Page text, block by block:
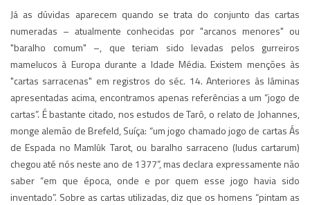
Já as dúvidas aparecem quando se trata do conjunto das cartas
numeradas – atualmente conhecidas por "arcanos menores" ou
"baralho comum" –, que teriam sido levadas pelos gurreiros
mamelucos à Europa durante a Idade Média. Existem menções às
"cartas sarracenas" em registros do séc. 14. Anteriores às lâminas
apresentadas acima, encontramos apenas referências a um “jogo de
cartas”. É bastante citado, nos estudos de Tarô, o relato de Johannes,
monge alemão de Brefeld, Suíça: “um jogo chamado jogo de cartas Ás
de Espada no Mamlûk Tarot, ou baralho sarraceno (ludus cartarum)
chegou até nós neste ano de 1377”, mas declara expressamente não
saber “em que época, onde e por quem esse jogo havia sido
inventado”. Sobre as cartas utilizadas, diz que os homens “pintam as